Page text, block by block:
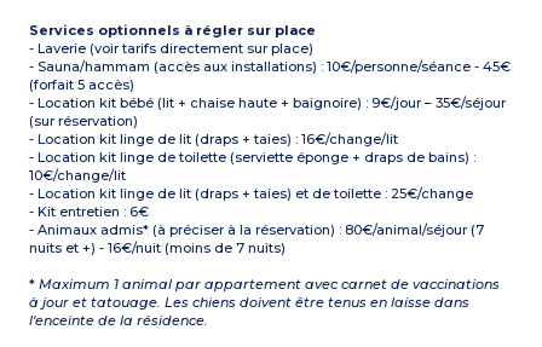
Services optionnels à régler sur place
- Laverie (voir tarifs directement sur place)
- Sauna/hammam (accès aux installations) : 10€/personne/séance - 45€
(forfait 5 accès)
- Location kit bébé (lit + chaise haute + baignoire) : 9€/jour – 35€/séjour
(sur réservation)
- Location kit linge de lit (draps + taies) : 16€/change/lit
- Location kit linge de toilette (serviette éponge + draps de bains) :
10€/change/lit
- Location kit linge de lit (draps + taies) et de toilette : 25€/change
- Kit entretien : 6€
- Animaux admis* (à préciser à la réservation) : 80€/animal/séjour (7
nuits et +) - 16€/nuit (moins de 7 nuits)
* Maximum 1 animal par appartement avec carnet de vaccinations
à jour et tatouage. Les chiens doivent être tenus en laisse dans
l'enceinte de la résidence.